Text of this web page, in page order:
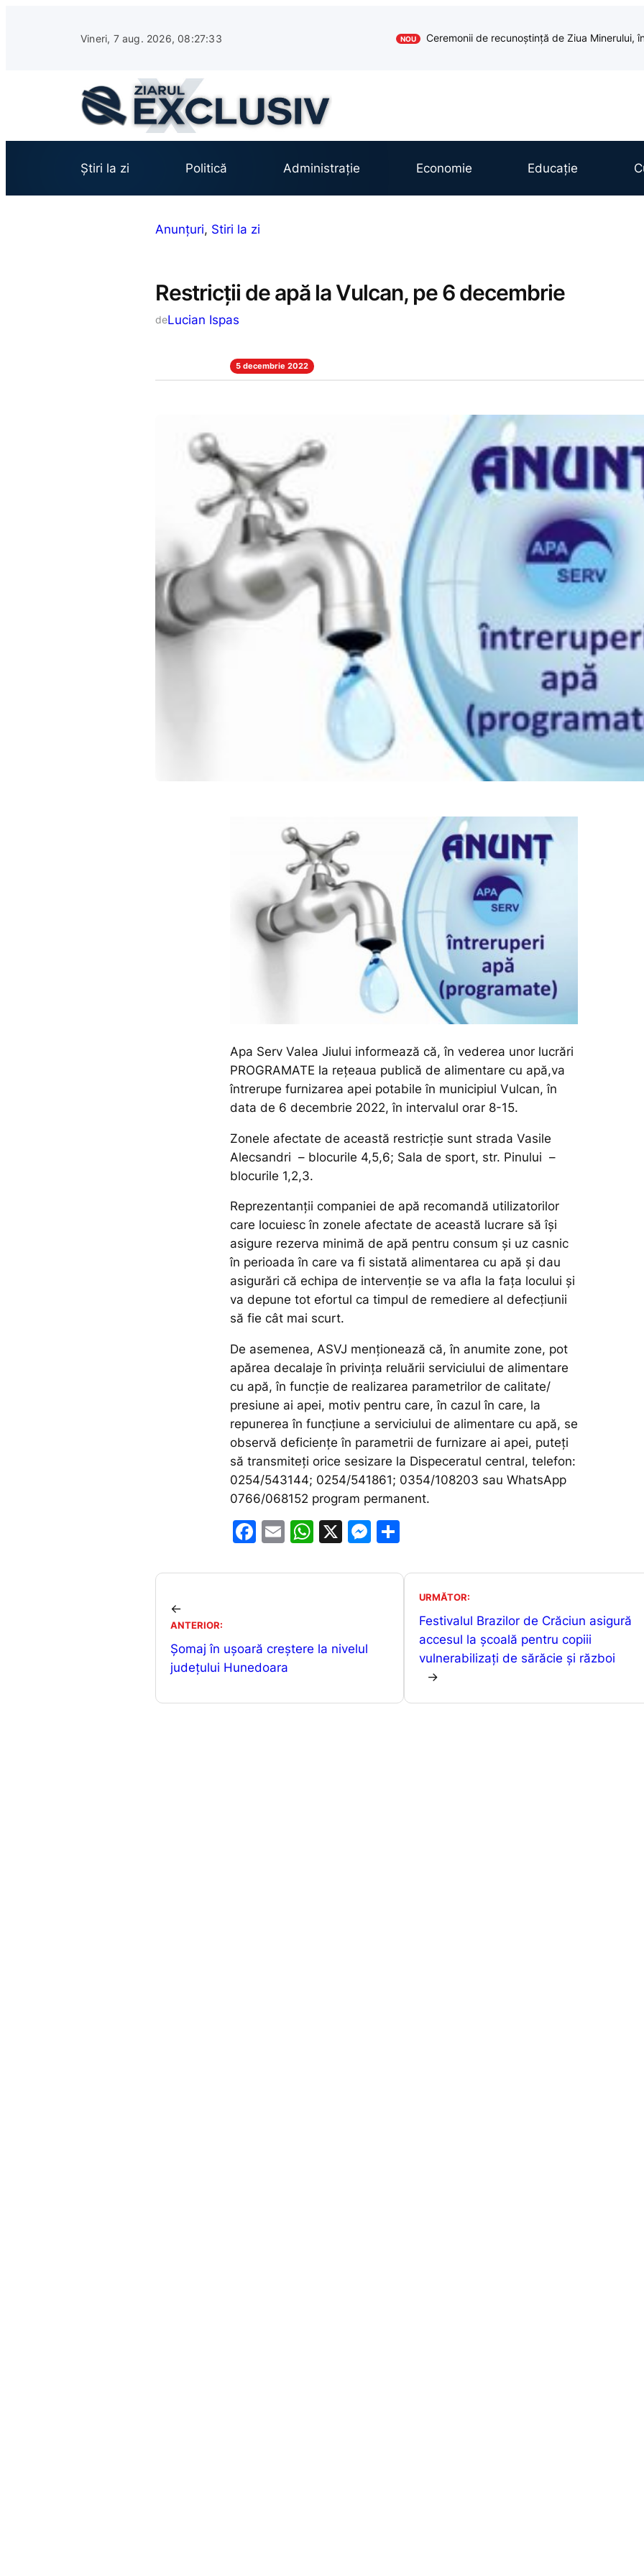
Vineri, 7 aug. 2026, 08:27:34 NOU Ceremonii de recunoștință de Ziua Minerului,
Știri la zi Politică Administrație Economie Educație
Anunțuri, Stiri la zi
Restricții de apă la Vulcan, pe 6 decembrie
deLucian Ispas
5 decembrie 2022
Apa Serv Valea Jiului informează că, în vederea unor lucrări
PROGRAMATE la reţeaua publică de alimentare cu apă,va
întrerupe furnizarea apei potabile în municipiul Vulcan, în
data de 6 decembrie 2022, în intervalul orar 8-15.
Zonele afectate de această restricție sunt strada Vasile
Alecsandri – blocurile 4,5,6; Sala de sport, str. Pinului –
blocurile 1,2,3.
Reprezentanții companiei de apă recomandă utilizatorilor
care locuiesc în zonele afectate de această lucrare să îşi
asigure rezerva minimă de apă pentru consum şi uz casnic
în perioada în care va fi sistată alimentarea cu apă și dau
asigurări că echipa de intervenție se va afla la faţa locului şi
va depune tot efortul ca timpul de remediere al defecţiunii
să fie cât mai scurt.
De asemenea, ASVJ menționează că, în anumite zone, pot
apărea decalaje în privinţa reluării serviciului de alimentare
cu apă, în funcţie de realizarea parametrilor de calitate/
presiune ai apei, motiv pentru care, în cazul în care, la
repunerea în funcţiune a serviciului de alimentare cu apă, se
observă deficienţe în parametrii de furnizare ai apei, puteți
să transmiteţi orice sesizare la Dispeceratul central, telefon:
0254/543144; 0254/541861; 0354/108203 sau WhatsApp
0766/068152 program permanent.
F
c
o
o
E
ai
W
at
p
X
M
s ta
←
ANTERIOR:
Șomaj în ușoară creștere la nivelul
județului Hunedoara
URMĂTOR:
Festivalul Brazilor de Crăciun asigură
accesul la școală pentru copiii
vulnerabilizați de sărăcie și război
→